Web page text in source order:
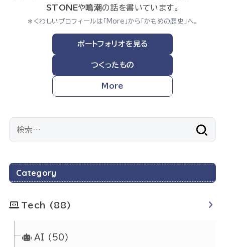
STONEや鳴潮の話を書いています。
＊くわしいプロフィールは「More」から「かもめの歴史」へ。
ポートフォリオを見る
つくったもの
More
Category
Tech (88)
AI (50)